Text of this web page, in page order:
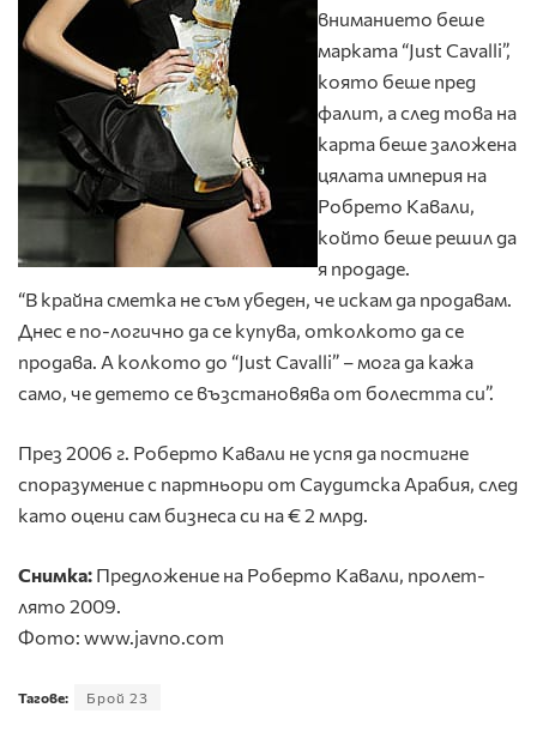
вниманието беше
марката “Just Cavalli”,
която беше пред
фалит, а след това на
карта беше заложена
цялата империя на
Робрето Кавали,
който беше решил да
я продаде.
“В крайна сметка не съм убеден, че искам да продавам.
Днес е по-логично да се купува, отколкото да се
продава. А колкото до “Just Cavalli” – мога да кажа
само, че детето се възстановява от болестта си”.
През 2006 г. Роберто Кавали не успя да постигне
споразумение с партньори от Саудитска Арабия, след
като оцени сам бизнеса си на € 2 млрд.
Снимка: Предложение на Роберто Кавали, пролет-
лято 2009.
Фото: www.javno.com
Тагове: Брой 23